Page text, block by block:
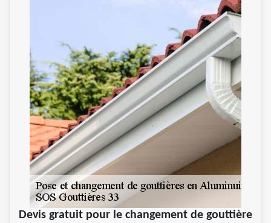
Devis gratuit pour le changement de gouttière